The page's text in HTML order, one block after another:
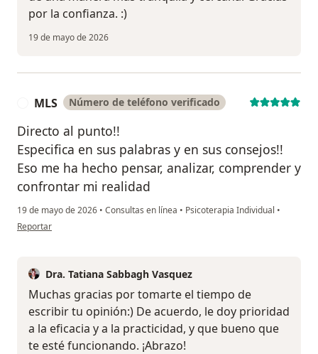
por la confianza. :)
19 de mayo de 2026
MLS Número de teléfono verificado
Directo al punto!!
Especifica en sus palabras y en sus consejos!!
Eso me ha hecho pensar, analizar, comprender y
confrontar mi realidad
19 de mayo de 2026 • Consultas en línea • Psicoterapia Individual •
en opinión del usuario MLS
Reportar
Dra. Tatiana Sabbagh Vasquez
Muchas gracias por tomarte el tiempo de
escribir tu opinión:) De acuerdo, le doy prioridad
a la eficacia y a la practicidad, y que bueno que
te esté funcionando. ¡Abrazo!